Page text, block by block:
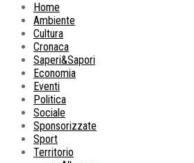
Home
Ambiente
Cultura
Cronaca
Saperi&Sapori
Economia
Eventi
Politica
Sociale
Sponsorizzate
Sport
Territorio